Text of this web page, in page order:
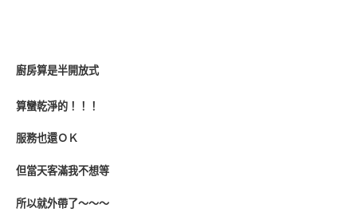
廚房算是半開放式
算蠻乾淨的！！！
服務也還ＯＫ
但當天客滿我不想等
所以就外帶了～～～